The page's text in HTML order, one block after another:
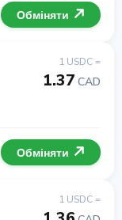
Обміняти
1 USDC =
1.37 CAD
Обміняти
1 USDC =